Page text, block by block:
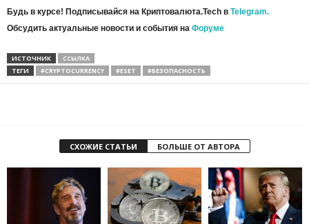
Будь в курсе! Подписывайся на Криптовалюта.Tech в Telegram.
Обсудить актуальные новости и события на Форуме
ИСТОЧНИК
ССЫЛКА
ТЕГИ
#CRYPTOCURRENCY #ESET #БЕЗОПАСНОСТЬ
СХОЖИЕ СТАТЬИ БОЛЬШЕ ОТ АВТОРА